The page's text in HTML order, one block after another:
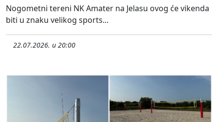
Nogometni tereni NK Amater na Jelasu ovog će vikenda
biti u znaku velikog sports...
22.07.2026. u 20:00